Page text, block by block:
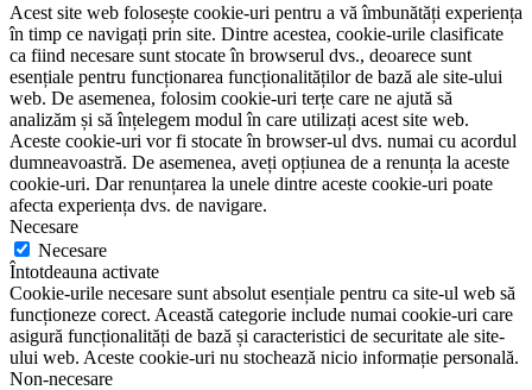
Acest site web folosește cookie-uri pentru a vă îmbunătăți experiența
în timp ce navigați prin site. Dintre acestea, cookie-urile clasificate
ca fiind necesare sunt stocate în browserul dvs., deoarece sunt
esențiale pentru funcționarea funcționalităților de bază ale site-ului
web. De asemenea, folosim cookie-uri terțe care ne ajută să
analizăm și să înțelegem modul în care utilizați acest site web.
Aceste cookie-uri vor fi stocate în browser-ul dvs. numai cu acordul
dumneavoastră. De asemenea, aveți opțiunea de a renunța la aceste
cookie-uri. Dar renunțarea la unele dintre aceste cookie-uri poate
afecta experiența dvs. de navigare.
Necesare
Necesare
Întotdeauna activate
Cookie-urile necesare sunt absolut esențiale pentru ca site-ul web să
funcționeze corect. Această categorie include numai cookie-uri care
asigură funcționalități de bază și caracteristici de securitate ale site-
ului web. Aceste cookie-uri nu stochează nicio informație personală.
Non-necesare